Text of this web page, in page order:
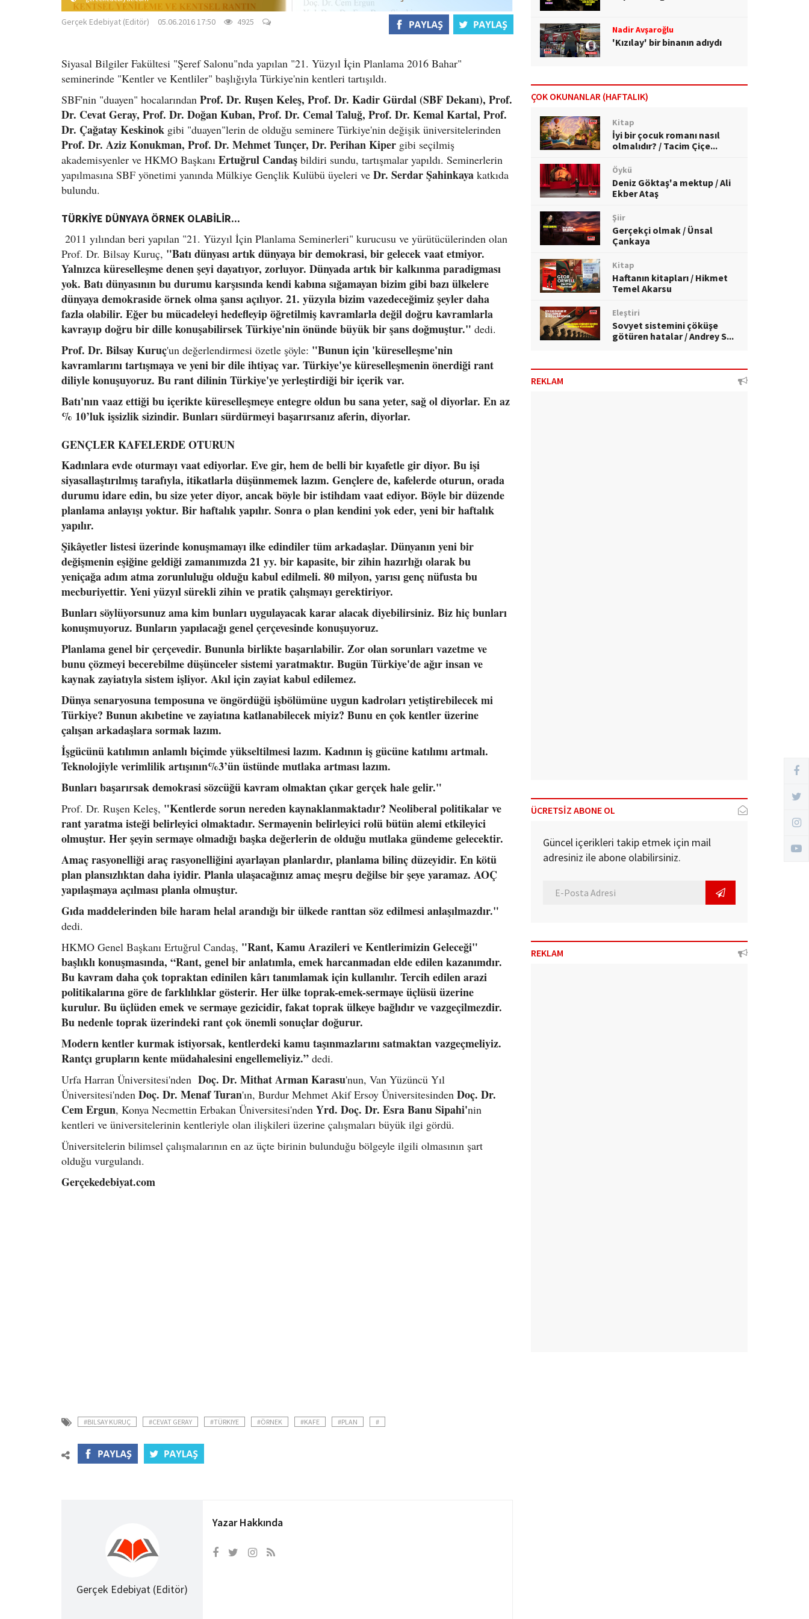
Gerçek Edebiyat (Editör) 05.06.2016 17:50 4925
Siyasal Bilgiler Fakültesi "Şeref Salonu"nda yapılan "21. Yüzyıl İçin Planlama 2016 Bahar"
seminerinde "Kentler ve Kentliler" başlığıyla Türkiye'nin kentleri tartışıldı.
SBF'nin "duayen" hocalarından Prof. Dr. Ruşen Keleş, Prof. Dr. Kadir Gürdal (SBF Dekanı), Prof.
Dr. Cevat Geray, Prof. Dr. Doğan Kuban, Prof. Dr. Cemal Taluğ, Prof. Dr. Kemal Kartal, Prof.
Dr. Çağatay Keskinok gibi "duayen"lerin de olduğu seminere Türkiye'nin değişik üniversitelerinden
Prof. Dr. Aziz Konukman, Prof. Dr. Mehmet Tunçer, Dr. Perihan Kiper gibi seçilmiş
akademisyenler ve HKMO Başkanı Ertuğrul Candaş bildiri sundu, tartışmalar yapıldı. Seminerlerin
yapılmasına SBF yönetimi yanında Mülkiye Gençlik Kulübü üyeleri ve Dr. Serdar Şahinkaya katkıda
bulundu.
TÜRKİYE DÜNYAYA ÖRNEK OLABİLİR...
2011 yılından beri yapılan "21. Yüzyıl İçin Planlama Seminerleri" kurucusu ve yürütücülerinden olan
Prof. Dr. Bilsay Kuruç, "Batı dünyası artık dünyaya bir demokrasi, bir gelecek vaat etmiyor.
Yalnızca küreselleşme denen şeyi dayatıyor, zorluyor. Dünyada artık bir kalkınma paradigması
yok. Batı dünyasının bu durumu karşısında kendi kabına sığamayan bizim gibi bazı ülkelere
dünyaya demokraside örnek olma şansı açılıyor. 21. yüzyıla bizim vazedeceğimiz şeyler daha
fazla olabilir. Eğer bu mücadeleyi hedefleyip öğretilmiş kavramlarla değil doğru kavramlarla
kavrayıp doğru bir dille konuşabilirsek Türkiye'nin önünde büyük bir şans doğmuştur." dedi.
Prof. Dr. Bilsay Kuruç'un değerlendirmesi özetle şöyle: "Bunun için 'küreselleşme'nin
kavramlarını tartışmaya ve yeni bir dile ihtiyaç var. Türkiye'ye küreselleşmenin önerdiği rant
diliyle konuşuyoruz. Bu rant dilinin Türkiye'ye yerleştirdiği bir içerik var.
Batı'nın vaaz ettiği bu içerikte küreselleşmeye entegre oldun bu sana yeter, sağ ol diyorlar. En az
% 10’luk işsizlik sizindir. Bunları sürdürmeyi başarırsanız aferin, diyorlar.
GENÇLER KAFELERDE OTURUN
Kadınlara evde oturmayı vaat ediyorlar. Eve gir, hem de belli bir kıyafetle gir diyor. Bu işi
siyasallaştırılmış tarafıyla, itikatlarla düşünmemek lazım. Gençlere de, kafelerde oturun, orada
durumu idare edin, bu size yeter diyor, ancak böyle bir istihdam vaat ediyor. Böyle bir düzende
planlama anlayışı yoktur. Bir haftalık yapılır. Sonra o plan kendini yok eder, yeni bir haftalık
yapılır.
Şikâyetler listesi üzerinde konuşmamayı ilke edindiler tüm arkadaşlar. Dünyanın yeni bir
değişmenin eşiğine geldiği zamanımızda 21 yy. bir kapasite, bir zihin hazırlığı olarak bu
yeniçağa adım atma zorunluluğu olduğu kabul edilmeli. 80 milyon, yarısı genç nüfusta bu
mecburiyettir. Yeni yüzyıl sürekli zihin ve pratik çalışmayı gerektiriyor.
Bunları söylüyorsunuz ama kim bunları uygulayacak karar alacak diyebilirsiniz. Biz hiç bunları
konuşmuyoruz. Bunların yapılacağı genel çerçevesinde konuşuyoruz.
Planlama genel bir çerçevedir. Bununla birlikte başarılabilir. Zor olan sorunları vazetme ve
bunu çözmeyi becerebilme düşünceler sistemi yaratmaktır. Bugün Türkiye'de ağır insan ve
kaynak zayiatıyla sistem işliyor. Akıl için zayiat kabul edilemez.
Dünya senaryosuna temposuna ve öngördüğü işbölümüne uygun kadroları yetiştirebilecek mi
Türkiye? Bunun akıbetine ve zayiatına katlanabilecek miyiz? Bunu en çok kentler üzerine
çalışan arkadaşlara sormak lazım.
İşgücünü katılımın anlamlı biçimde yükseltilmesi lazım. Kadının iş gücüne katılımı artmalı.
Teknolojiyle verimlilik artışının%3’ün üstünde mutlaka artması lazım.
Bunları başarırsak demokrasi sözcüğü kavram olmaktan çıkar gerçek hale gelir."
Prof. Dr. Ruşen Keleş, "Kentlerde sorun nereden kaynaklanmaktadır? Neoliberal politikalar ve
rant yaratma isteği belirleyici olmaktadır. Sermayenin belirleyici rolü bütün alemi etkileyici
olmuştur. Her şeyin sermaye olmadığı başka değerlerin de olduğu mutlaka gündeme gelecektir.
Amaç rasyonelliği araç rasyonelliğini ayarlayan planlardır, planlama bilinç düzeyidir. En kötü
plan plansızlıktan daha iyidir. Planla ulaşacağınız amaç meşru değilse bir şeye yaramaz. AOÇ
yapılaşmaya açılması planla olmuştur.
Gıda maddelerinden bile haram helal arandığı bir ülkede ranttan söz edilmesi anlaşılmazdır."
dedi.
HKMO Genel Başkanı Ertuğrul Candaş, "Rant, Kamu Arazileri ve Kentlerimizin Geleceği"
başlıklı konuşmasında, “Rant, genel bir anlatımla, emek harcanmadan elde edilen kazanımdır.
Bu kavram daha çok topraktan edinilen kârı tanımlamak için kullanılır. Tercih edilen arazi
politikalarına göre de farklılıklar gösterir. Her ülke toprak-emek-sermaye üçlüsü üzerine
kurulur. Bu üçlüden emek ve sermaye gezicidir, fakat toprak ülkeye bağlıdır ve vazgeçilmezdir.
Bu nedenle toprak üzerindeki rant çok önemli sonuçlar doğurur.
Modern kentler kurmak istiyorsak, kentlerdeki kamu taşınmazlarını satmaktan vazgeçmeliyiz.
Rantçı grupların kente müdahalesini engellemeliyiz.” dedi.
Urfa Harran Üniversitesi'nden Doç. Dr. Mithat Arman Karasu'nun, Van Yüzüncü Yıl
Üniversitesi'nden Doç. Dr. Menaf Turan'ın, Burdur Mehmet Akif Ersoy Üniversitesinden Doç. Dr.
Cem Ergun, Konya Necmettin Erbakan Üniversitesi'nden Yrd. Doç. Dr. Esra Banu Sipahi'nin
kentleri ve üniversitelerinin kentleriyle olan ilişkileri üzerine çalışmaları büyük ilgi gördü.
Üniversitelerin bilimsel çalışmalarının en az üçte birinin bulunduğu bölgeyle ilgili olmasının şart
olduğu vurgulandı.
Gerçekedebiyat.com
#BILSAY KURUÇ #CEVAT GERAY #TÜRKIYE #ÖRNEK #KAFE #PLAN #
Gerçek Edebiyat (Editör)
Yazar Hakkında
Nadir Avşaroğlu
'Kızılay' bir binanın adıydı
ÇOK OKUNANLAR (HAFTALIK)
Kitap
İyi bir çocuk romanı nasıl
olmalıdır? / Tacim Çiçe...
Öykü
Deniz Göktaş'a mektup / Ali
Ekber Ataş
Şiir
Gerçekçi olmak / Ünsal
Çankaya
Kitap
Haftanın kitapları / Hikmet
Temel Akarsu
Eleştiri
Sovyet sistemini çöküşe
götüren hatalar / Andrey S...
REKLAM
ÜCRETSİZ ABONE OL
Güncel içerikleri takip etmek için mail
adresiniz ile abone olabilirsiniz.
REKLAM